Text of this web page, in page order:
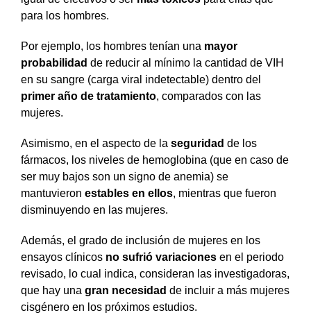
para los hombres.
Por ejemplo, los hombres tenían una mayor
probabilidad de reducir al mínimo la cantidad de VIH
en su sangre (carga viral indetectable) dentro del
primer año de tratamiento, comparados con las
mujeres.
Asimismo, en el aspecto de la seguridad de los
fármacos, los niveles de hemoglobina (que en caso de
ser muy bajos son un signo de anemia) se
mantuvieron estables en ellos, mientras que fueron
disminuyendo en las mujeres.
Además, el grado de inclusión de mujeres en los
ensayos clínicos no sufrió variaciones en el periodo
revisado, lo cual indica, consideran las investigadoras,
que hay una gran necesidad de incluir a más mujeres
cisgénero en los próximos estudios.